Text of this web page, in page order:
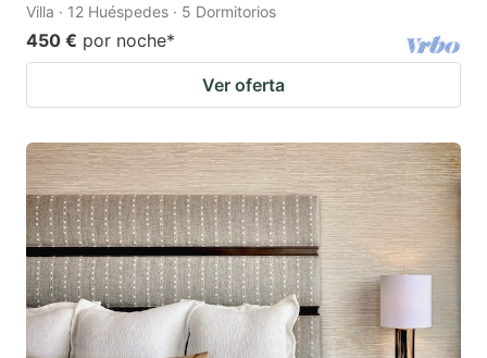
Villa · 12 Huéspedes · 5 Dormitorios
450 € por noche*
Ver oferta